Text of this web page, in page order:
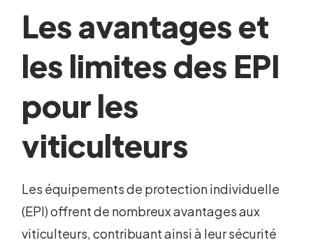
Les avantages et
les limites des EPI
pour les
viticulteurs
Les équipements de protection individuelle
(EPI) offrent de nombreux avantages aux
viticulteurs, contribuant ainsi à leur sécurité